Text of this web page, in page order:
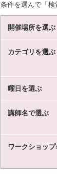
条件を選んで「検
開催場所を選ぶ
カテゴリを選ぶ
曜日を選ぶ
講師名で選ぶ
ワークショッ